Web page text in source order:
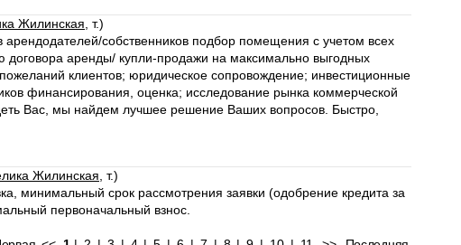
Жилинская , т.)
собственников подбор помещения с учетом всех
аренды/ купли-продажи на максимально выгодных
клиентов; юридическое сопровождение; инвестиционные
финансирования, оценка; исследование рынка коммерческой
Вас, мы найдем лучшее решение Ваших вопросов. Быстро,
Жилинская , т.)
срок рассмотрения заявки (одобрение кредита за
первоначальный взнос.